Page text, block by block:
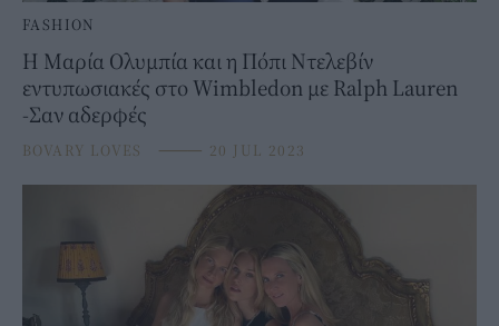
FASHION
Η Μαρία Ολυμπία και η Πόπι Ντελεβίν
εντυπωσιακές στο Wimbledon με Ralph Lauren
-Σαν αδερφές
BOVARY LOVES ⸻ 20 JUL 2023